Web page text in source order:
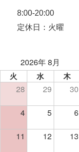
8:00-20:00
定休日：火曜
2026年 8月
火 水 木
28 29 30
4 5 6
11 12 13